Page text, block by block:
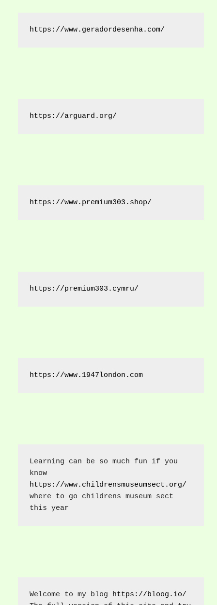
https://www.geradordesenha.com/
https://arguard.org/
https://www.premium303.shop/
https://premium303.cymru/
https://www.1947london.com
Learning can be so much fun if you
know
https://www.childrensmuseumsect.org/
where to go childrens museum sect
this year
Welcome to my blog https://bloog.io/